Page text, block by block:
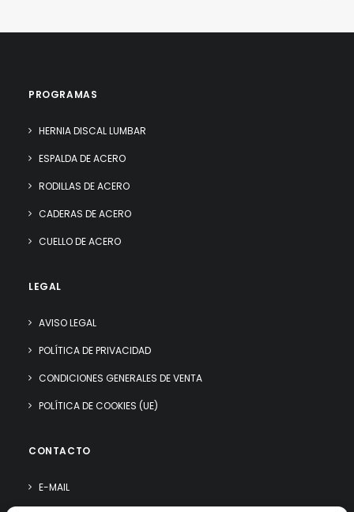
PROGRAMAS
HERNIA DISCAL LUMBAR
ESPALDA DE ACERO
RODILLAS DE ACERO
CADERAS DE ACERO
CUELLO DE ACERO
LEGAL
AVISO LEGAL
POLÍTICA DE PRIVACIDAD
CONDICIONES GENERALES DE VENTA
POLÍTICA DE COOKIES (UE)
CONTACTO
E-MAIL